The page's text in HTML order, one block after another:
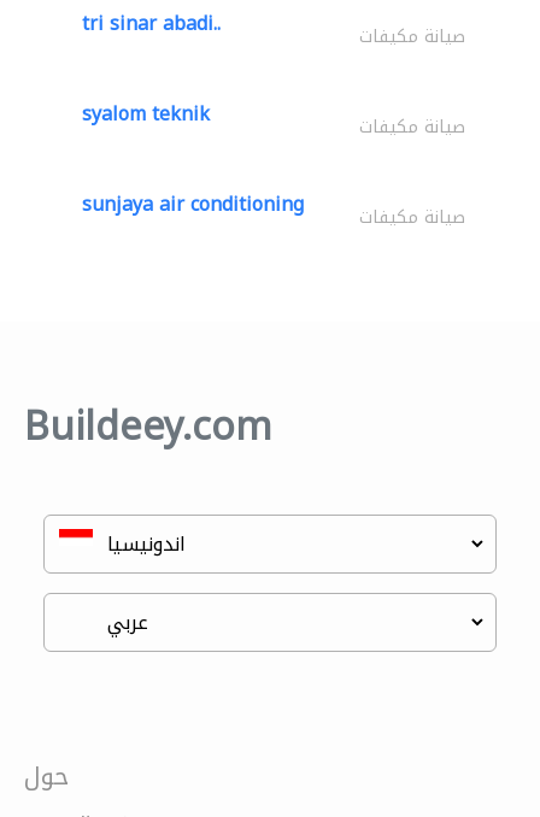
tri sinar abadi.. صيانة مكيفات
syalom teknik صيانة مكيفات
sunjaya air conditioning صيانة مكيفات
Buildeey.com
حول